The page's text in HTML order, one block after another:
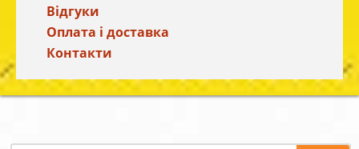
Відгуки
Оплата і доставка
Контакти